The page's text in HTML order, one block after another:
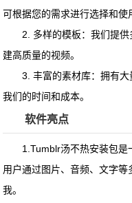
可根据您的需求进行选择和使
2. 多样的模板：我们提供
建高质量的视频。
3. 丰富的素材库：拥有大
我们的时间和成本。
软件亮点
1.Tumblr汤不热安装包是
用户通过图片、音频、文字
我。